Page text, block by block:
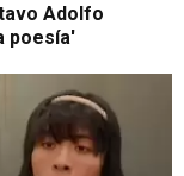
Adolfo
poesía'